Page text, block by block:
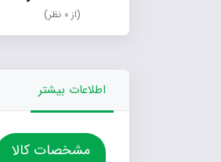
(از ۰ نظر)
اطلاعات بیشتر
مشخصات کالا